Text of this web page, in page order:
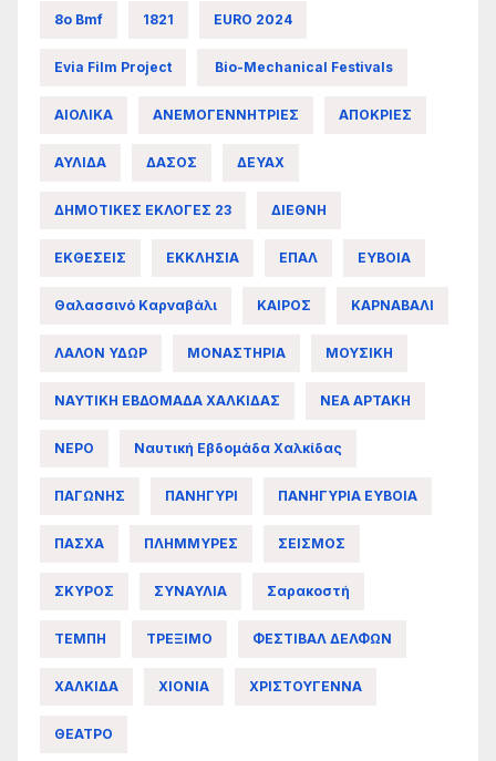
8ο Bmf 1821 EURO 2024
Evia Film Project Bio-Mechanical Festivals
ΑΙΟΛΙΚΑ ΑΝΕΜΟΓΕΝΝΗΤΡΙΕΣ ΑΠΟΚΡΙΕΣ
ΑΥΛΙΔΑ ΔΑΣΟΣ ΔΕΥΑΧ
ΔΗΜΟΤΙΚΕΣ ΕΚΛΟΓΕΣ 23 ΔΙΕΘΝΗ
ΕΚΘΕΣΕΙΣ ΕΚΚΛΗΣΙΑ ΕΠΑΛ ΕΥΒΟΙΑ
Θαλασσινό Καρναβάλι ΚΑΙΡΟΣ ΚΑΡΝΑΒΑΛΙ
ΛΑΛΟΝ ΥΔΩΡ ΜΟΝΑΣΤΗΡΙΑ ΜΟΥΣΙΚΗ
ΝΑΥΤΙΚΗ ΕΒΔΟΜΑΔΑ ΧΑΛΚΙΔΑΣ ΝΕΑ ΑΡΤΑΚΗ
ΝΕΡΟ Ναυτική Εβδομάδα Χαλκίδας
ΠΑΓΩΝΗΣ ΠΑΝΗΓΥΡΙ ΠΑΝΗΓΥΡΙΑ ΕΥΒΟΙΑ
ΠΑΣΧΑ ΠΛΗΜΜΥΡΕΣ ΣΕΙΣΜΟΣ
ΣΚΥΡΟΣ ΣΥΝΑΥΛΙΑ Σαρακοστή
ΤΕΜΠΗ ΤΡΕΞΙΜΟ ΦΕΣΤΙΒΑΛ ΔΕΛΦΩΝ
ΧΑΛΚΙΔΑ ΧΙΟΝΙΑ ΧΡΙΣΤΟΥΓΕΝΝΑ
ΘΕΑΤΡΟ